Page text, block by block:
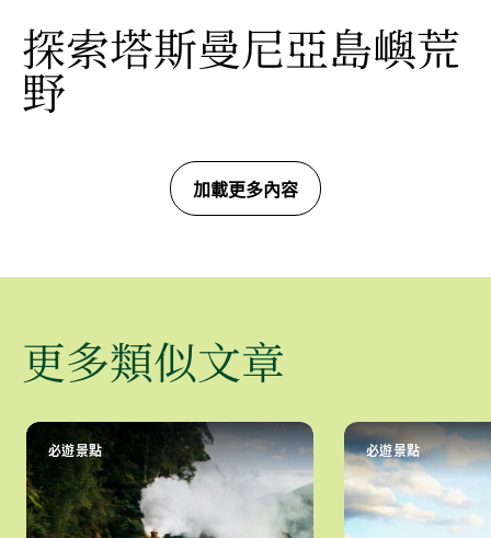
探索塔斯曼尼亞島嶼荒
野
加載更多內容
更多類似文章
必遊景點 必遊景點